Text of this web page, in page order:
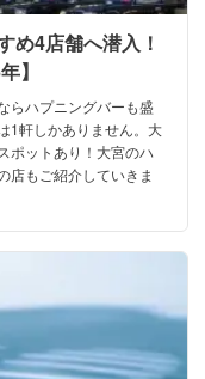
め4店舗へ潜入！
】
らハプニングバーも盛
1軒しかありません。大
ポットあり！大宮のハ
店もご紹介していきま